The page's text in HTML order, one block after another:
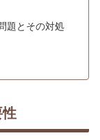
題とその対処
性